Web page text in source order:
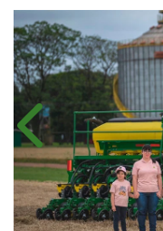
Anterior